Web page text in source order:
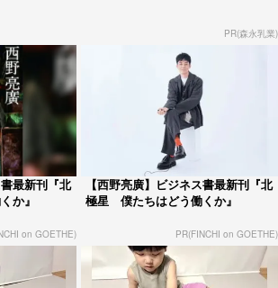
PR(森永乳業)
最新刊『北
か』
on GOETHE)
【西野亮廣】ビジネス書最新刊『北
極星 僕たちはどう働くか』
PR(FINCHI on GOETHE)